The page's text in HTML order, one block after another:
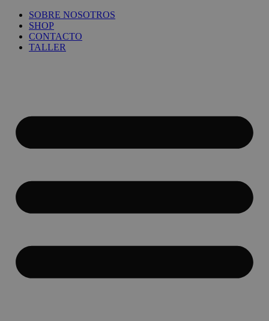
contenido
SOBRE NOSOTROS
SHOP
CONTACTO
TALLER